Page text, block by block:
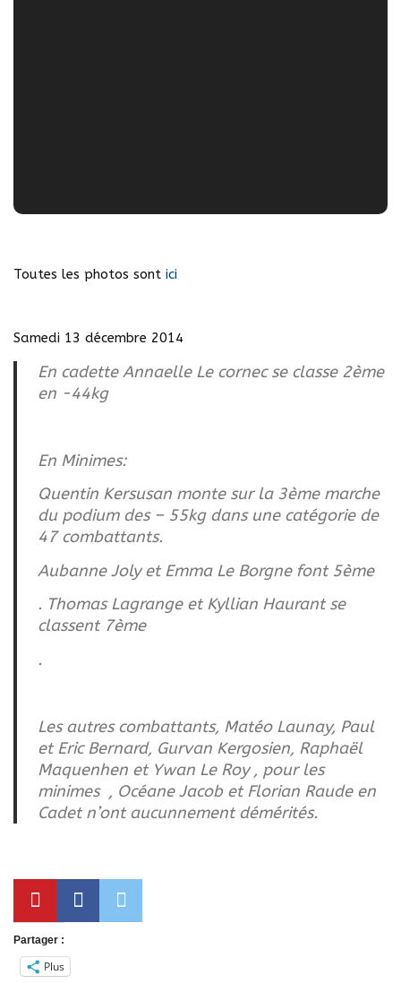
Toutes les photos sontici
Samedi 13 décembre 2014
En cadette Annaelle Le cornec se classe 2ème
en -44kg
En Minimes:
Quentin Kersusan monte sur la 3ème marche
du podium des – 55kg dans une catégorie de
47 combattants.
Aubanne Joly et Emma Le Borgne font 5ème
. Thomas Lagrange et Kyllian Haurant se
classent 7ème
.
Les autres combattants, Matéo Launay, Paul
et Eric Bernard, Gurvan Kergosien, Raphaël
Maquenhen et Ywan Le Roy , pour les
minimes , Océane Jacob et Florian Raude en
Cadet n’ont aucunnement démérités.
Partager :
Plus